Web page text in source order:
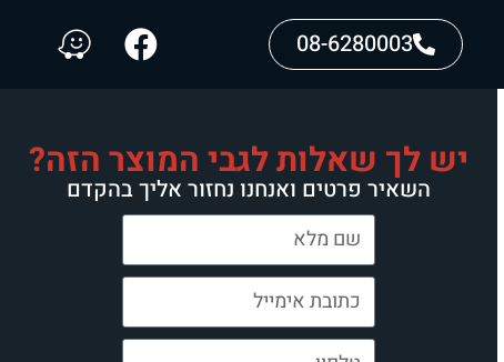
08-6280003
יש לך שאלות לגבי המוצר הזה?
השאיר פרטים ואנחנו נחזור אליך בהקדם